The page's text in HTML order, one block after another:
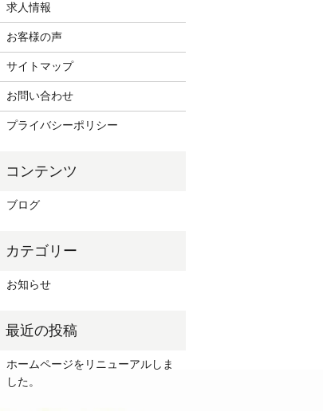
求人情報
お客様の声
サイトマップ
お問い合わせ
プライバシーポリシー
ブログ
お知らせ
ホームページをリニューアルしま
した。